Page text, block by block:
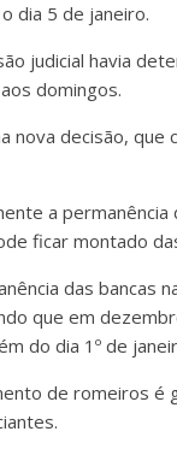
dia 5 de janeiro.
judicial havia
domingos.
nova decisão,
a
ficar montado
das bancas
que em
do dia 1º de
de romeiros é